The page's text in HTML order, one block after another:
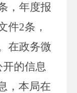
，年度报
件2条，
在政务微
的信息
，本局在